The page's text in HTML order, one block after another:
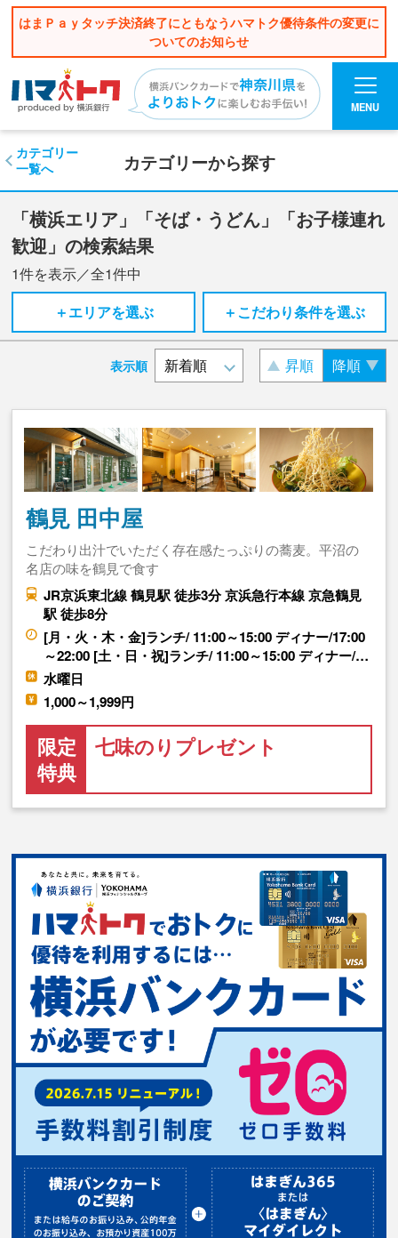
はまＰａｙタッチ決済終了にともなうハマトク優待条件の変更に
ついてのお知らせ
MENU
カテゴリーから探す
カテゴリー
一覧へ
「横浜エリア」「そば・うどん」「お子様連れ
歓迎」の検索結果
1件を表示／全1件中
＋エリアを選ぶ
＋こだわり条件を選ぶ
表示順 昇順 降順
鶴見 田中屋
こだわり出汁でいただく存在感たっぷりの蕎麦。平沼の
名店の味を鶴見で食す
JR京浜東北線 鶴見駅 徒歩3分 京浜急行本線 京急鶴見
駅 徒歩8分
[月・火・木・金]ランチ/ 11:00～15:00 ディナー/17:00
～22:00 [土・日・祝]ランチ/ 11:00～15:00 ディナー/…
水曜日
1,000～1,999円
限定
特典
七味のりプレゼント